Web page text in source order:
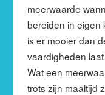
meerwaarde
bereiden in eigen
is er mooier dan
vaardigheden
Wat een
trots zijn maaltijd